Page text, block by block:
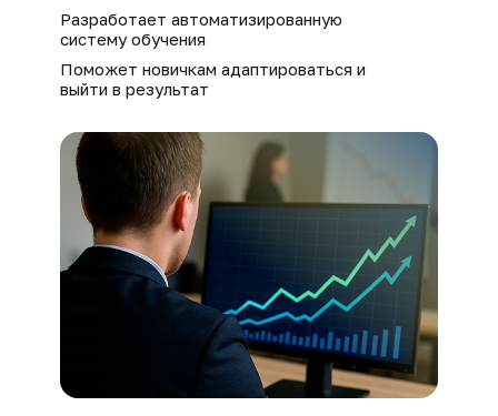
Разработает автоматизированную
систему обучения
Поможет новичкам адаптироваться и
выйти в результат